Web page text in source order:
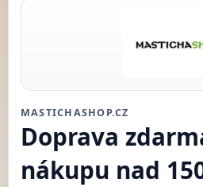
MASTICHASHOP.CZ
Doprava
nákupu nad